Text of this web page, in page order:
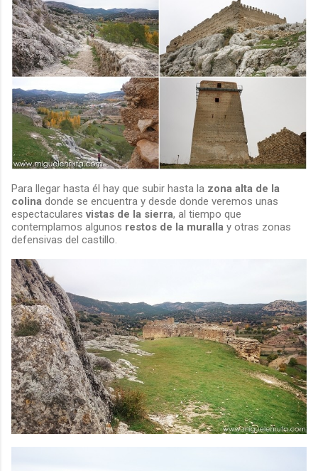
Para llegar hasta él hay que subir hasta la zona alta de la
colina donde se encuentra y desde donde veremos unas
espectacularesvistas de la sierra, al tiempo que
contemplamos algunos restos de la muralla y otras zonas
defensivas del castillo.